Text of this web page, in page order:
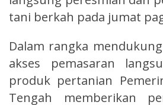
tani berkah pada jumat
Dalam rangka
akses pemasaran
produk pertanian
Tengah memberikan